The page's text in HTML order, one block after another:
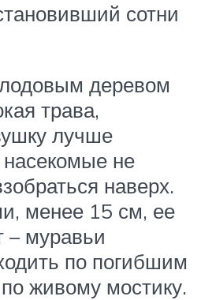
сотни
деревом
трава,
лучше
не
наверх.
менее 15 см, ее
– муравьи
по погибшим
живому мостику.